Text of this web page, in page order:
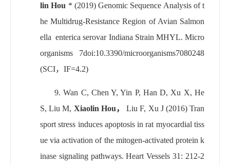
lin Hou * (2019) Genomic Sequence Analysis of t
he Multidrug-Resistance Region of Avian Salmon
ella enterica serovar Indiana Strain MHYL. Micro
organisms 7doi:10.3390/microorganisms7080248
(SCI， IF=4.2)
9.Wan C, Chen Y, Yin P, Han D, Xu X, He
S, Liu M, Xiaolin Hou，
Liu F, Xu J (2016) Tran
sport stress induces apoptosis in rat myocardial tiss
ue via activation of the mitogen-activated protein k
inase signaling pathways. Heart Vessels 31: 212-2